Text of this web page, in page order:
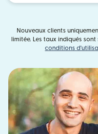
Nouveaux clients
limitée. Les taux indiqués
conditions